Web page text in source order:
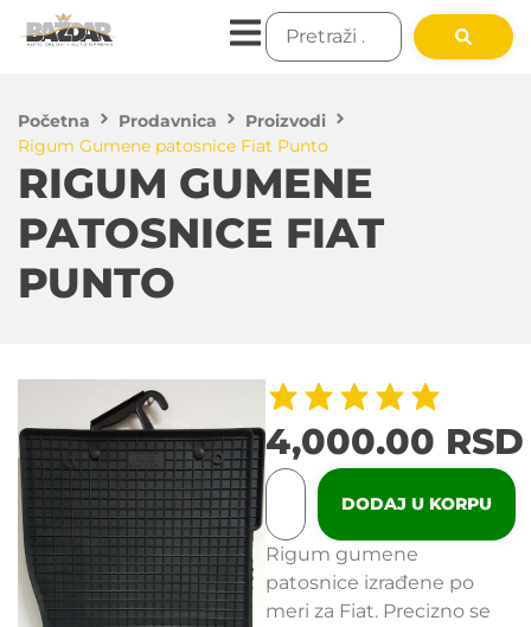
Početna Prodavnica
Proizvodi
Rigum Gumene patosnice Fiat Punto
RIGUM GUMENE
PATOSNICE FIAT
PUNTO
4,000.00 RSD
DODAJ U KORPU
Rigum gumene
patosnice izrađene po
meri za Fiat. Precizno se